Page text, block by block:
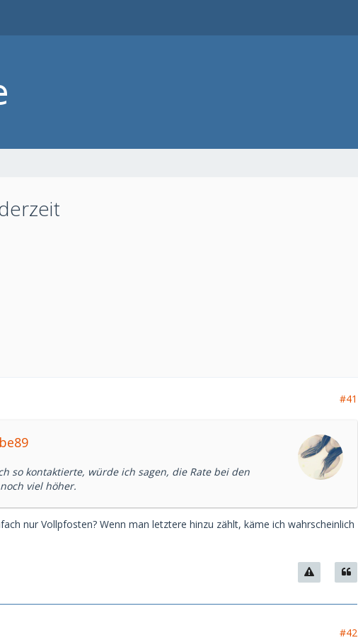
#41
so kontaktierte, würde ich sagen, die Rate bei den
viel höher.
nur Vollpfosten? Wenn man letztere hinzu zählt, käme ich wahrscheinlich
#42